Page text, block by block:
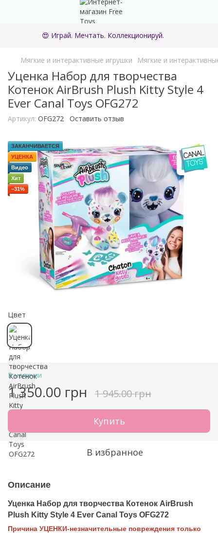
😍 Играй. Мечтать. Коллекционируй.
Мягкие и интерактивные игрушки Мягкие и
Уценка Набор для творчества
Котенок AirBrush Plush Kitty Style 4
Ever Canal Toys OFG272
Артикул: OFG272 Оставить отзыв
ЗАКАНЧИВАЕТСЯ
УЦЕНКА
Видео
Хит
−31%
Цвет
В наличии
1 350.00 грн 1 945.00 грн
Купить
В избранное
Описание
Уценка Набор для творчества Котенок AirBrush
Plush Kitty Style 4 Ever Canal Toys OFG272
Причина УЦЕНКИ-незначительные повреждения только